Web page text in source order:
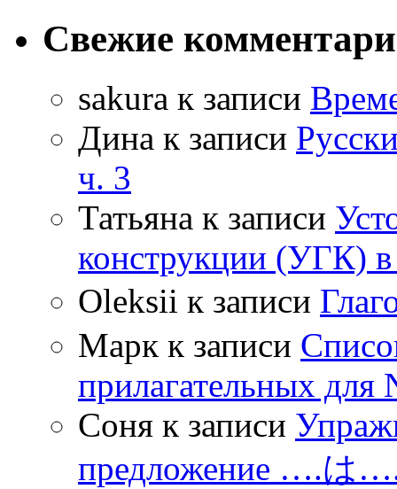
Свежие
sakura к записи
Дина к записи
ч. 3
Татьяна к записи
конструкции (УГК) в
Oleksii к записи
Марк к записи
прилагательных для
Соня к записи
предложение ….は